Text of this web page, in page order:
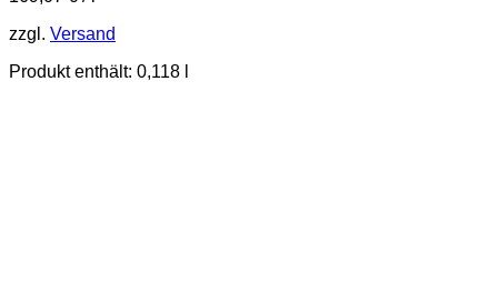
zzgl. Versand
Produkt enthält: 0,118